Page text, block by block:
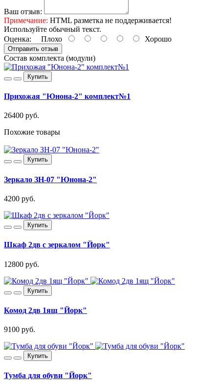
Ваш отзыв:
Примечание: HTML разметка не поддерживается!
Используйте обычный текст.
Оценка: Плохо Хорошо
Отправить отзыв
Состав комплекта (модули)
Купить
Прихожая "Юнона-2" комплект№1
26400 руб.
Похожие товары
Купить
Зеркало ЗН-07 "Юнона-2"
4200 руб.
Купить
Шкаф 2дв с зеркалом "Йорк"
12800 руб.
Купить
Комод 2дв 1ящ "Йорк"
9100 руб.
Купить
Тумба для обуви "Йорк"